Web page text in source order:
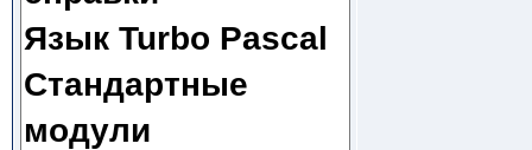
Язык Turbo Pascal
Стандартные
модули